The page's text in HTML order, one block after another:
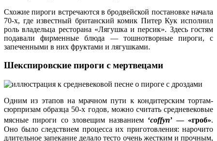
Схожие пироги встречаются в бродвейской постановке начала
70-х, где известный британский комик Питер Кук исполнил
роль владельца ресторана «Лягушка и персик». Здесь гостям
подавали фирменные блюда — тошнотворные пироги, с
запеченными в них фруктами и лягушками.
Шекспировские пироги с мертвецами
Одним из этапов на мрачном пути к кондитерским тортам-
сюрпризам образца 50-х годов, можно считать средневековые
мясные пироги со зловещим названием ‘coffyn’ —«гроб».
Оно было следствием процесса их приготовления: нарочито
длительное запекание делало тесто очень жестким и прочным,